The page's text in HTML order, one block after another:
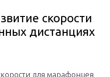
скорости
дистанциях
для марафонцев